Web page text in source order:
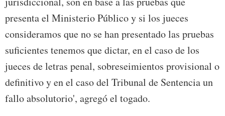
presenta el Ministerio Público y si los jueces
consideramos que no se han presentado las pruebas
suficientes tenemos que dictar, en el caso de los
jueces de letras penal, sobreseimientos provisional o
definitivo y en el caso del Tribunal de Sentencia un
fallo absolutorio', agregó el togado.